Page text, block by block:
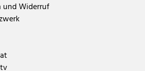
und Widerruf